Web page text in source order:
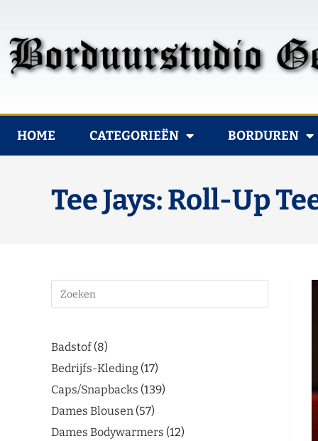
HOME CATEGORIEËN BORDUREN
Tee Jays: Roll-Up
Badstof 8
Bedrijfs-Kleding 17
Caps/Snapbacks 139
Dames Blousen 57
Dames Bodywarmers 12